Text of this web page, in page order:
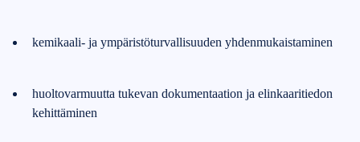
kemikaali‑ ja ympäristöturvallisuuden yhdenmukaistaminen
huoltovarmuutta tukevan dokumentaation ja elinkaaritiedon
kehittäminen